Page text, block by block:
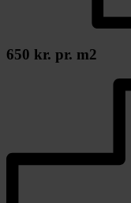
650 kr. pr. m2